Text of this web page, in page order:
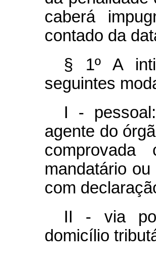
caberá
contado da
§ 1º A
seguintes
I -
agente do
mandatário
com
II - via
domicílio